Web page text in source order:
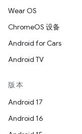
Wear OS
ChromeOS 设备
Android for Cars
Android TV
版本
Android 17
Android 16